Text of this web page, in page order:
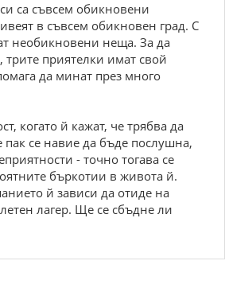
са съвсем обикновени
в съвсем обикновен град. С
необикновени неща. За да
трите приятелки имат свой
да минат през много
когато й кажат, че трябва да
пак се навие да бъде послушна,
- точно тогава се
бъркотии в живота й.
й зависи да отиде на
лагер. Ще се сбъдне ли